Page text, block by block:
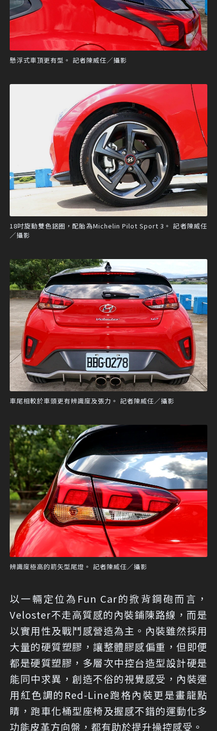
懸浮式車頂更有型。 記者陳威任／攝影
18吋旋動雙色鋁圈，配胎為Michelin Pilot Sport 3。 記者陳威任
／攝影
車尾相較於車頭更有辨識度及張力。 記者陳威任／攝影
辨識度極高的箭矢型尾燈。 記者陳威任／攝影
以一輛定位為Fun Car的掀背鋼砲而言，
Veloster不走高質感的內裝鋪陳路線，而是
以實用性及戰鬥感營造為主。內裝雖然採用
大量的硬質塑膠，讓整體膠感偏重，但即便
都是硬質塑膠，多層次中控台造型設計硬是
能同中求異，創造不俗的視覺感受，內裝運
用紅色調的Red-Line跑格內裝更是畫龍點
睛，跑車化桶型座椅及握感不錯的運動化多
功能皮革方向盤，都有助於提升操控感受。